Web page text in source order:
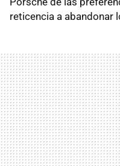
reticencia a abandonar